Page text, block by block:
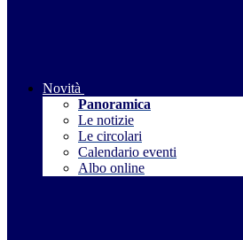
Novità
Panoramica
Le notizie
Le circolari
Calendario eventi
Albo online